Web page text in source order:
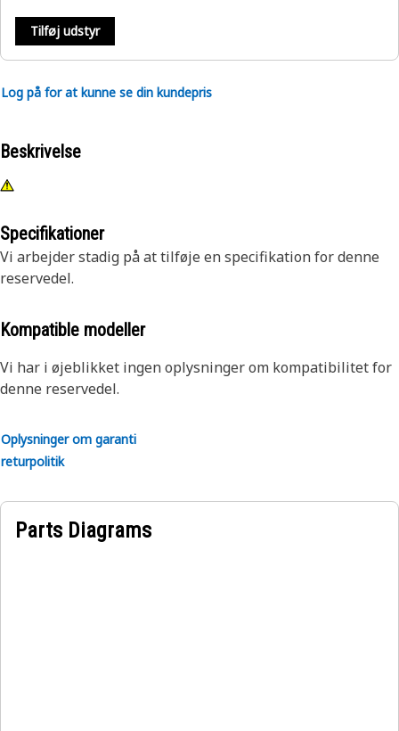
Tilføj udstyr
Log på for at kunne se din kundepris
Beskrivelse
Specifikationer
Vi arbejder stadig på at tilføje en specifikation for denne
reservedel.
Kompatible modeller
Vi har i øjeblikket ingen oplysninger om kompatibilitet for
denne reservedel.
Oplysninger om garanti
returpolitik
Parts Diagrams